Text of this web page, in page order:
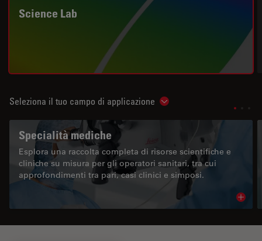
Science Lab
Seleziona il tuo campo di applicazione Show subnavigation
Specialità mediche
Esplora una raccolta completa di risorse scientifiche e
cliniche su misura per gli operatori sanitari, tra cui
approfondimenti tra pari, casi clinici e simposi.